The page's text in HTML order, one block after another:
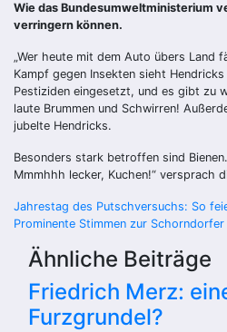
Wie das Bundesumweltministerium
verringern können.
„Wer heute mit dem Auto übers Land
Kampf gegen Insekten sieht
Pestiziden eingesetzt, und es gibt zu
laute Brummen und Schwirren!
jubelte Hendricks.
Besonders stark betroffen sind
Mmmhhh lecker, Kuchen!“ versprach
Jahrestag des Putschversuchs: So
Prominente Stimmen zur
Ähnliche Beiträge
Friedrich Merz:
Furzgrundel?